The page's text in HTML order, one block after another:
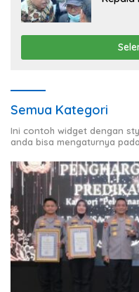
Semua Kategori
Ini contoh widget dengan
anda bisa mengaturnya